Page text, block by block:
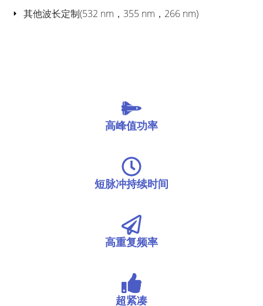
其他波长定制(532 nm，355 nm，266 nm)
高峰值功率
短脉冲持续时间
高重复频率
超紧凑